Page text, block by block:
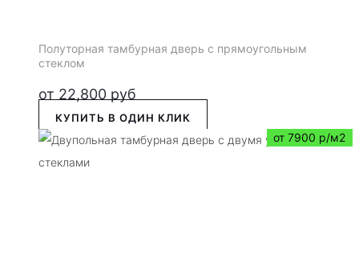
Полуторная тамбурная дверь с прямоугольным
стеклом
от 22,800 руб
КУПИТЬ В ОДИН КЛИК
от 7900 р/м2